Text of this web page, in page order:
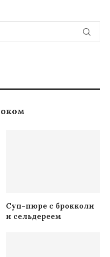
Суп-пюре с брокколи
и сельдереем